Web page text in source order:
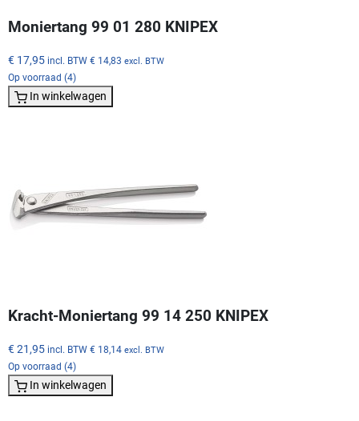
Moniertang 99 01 280 KNIPEX
€ 17,95 incl. BTW € 14,83 excl. BTW
Op voorraad (4)
In winkelwagen
Kracht-Moniertang 99 14 250 KNIPEX
€ 21,95 incl. BTW € 18,14 excl. BTW
Op voorraad (4)
In winkelwagen